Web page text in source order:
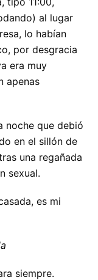
al lugar
lo habían
por desgracia
era muy
apenas
noche que debió
en el sillón de
una regañada
sexual.
es mi
siempre.